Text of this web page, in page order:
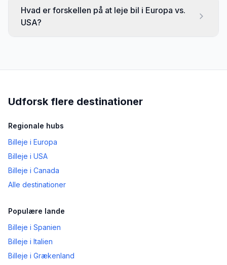
Hvad er forskellen på at leje bil i Europa vs.
USA?
Udforsk flere destinationer
Regionale hubs
Billeje i Europa
Billeje i USA
Billeje i Canada
Alle destinationer
Populære lande
Billeje i Spanien
Billeje i Italien
Billeje i Grækenland